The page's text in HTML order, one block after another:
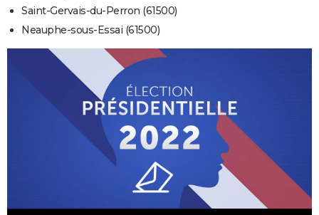
Saint-Gervais-du-Perron (61500)
Neauphe-sous-Essai (61500)